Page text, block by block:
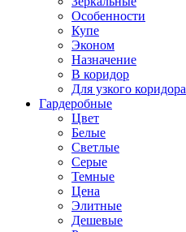
Особенности
Купе
Эконом
Назначение
В коридор
Для узкого коридора
Гардеробные
Цвет
Белые
Светлые
Серые
Темные
Цена
Элитные
Дешевые